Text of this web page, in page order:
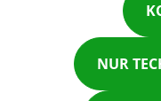
Chat on Whatsapp
NUR